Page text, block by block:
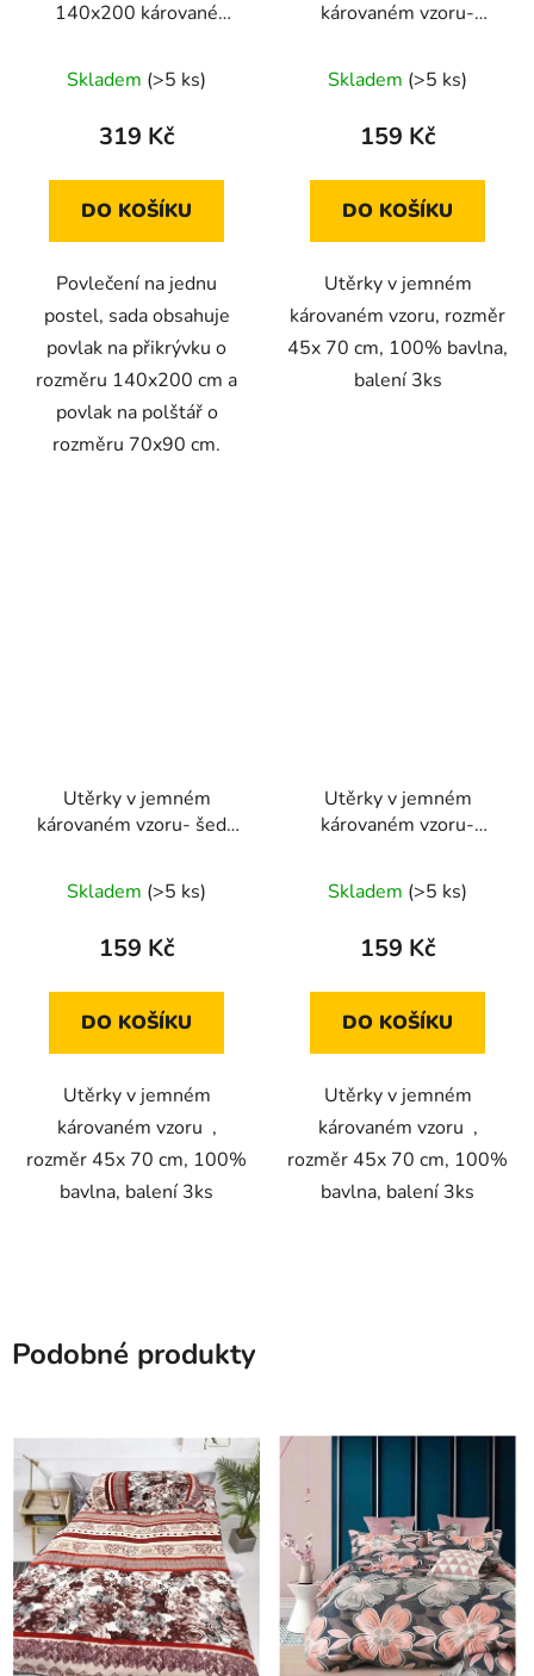
140x200 kárované
Skladem (>5 ks)
319 Kč
DO KOŠÍKU
Povlečení na jednu
postel, sada obsahuje
povlak na přikrývku o
rozměru 140x200 cm a
povlak na polštář o
rozměru 70x90 cm.
károvaném vzoru-
Skladem (>5 ks)
159 Kč
DO KOŠÍKU
Utěrky v jemném
károvaném vzoru, rozměr
45x 70 cm, 100% bavlna,
balení 3ks
Utěrky v jemném
károvaném vzoru- šedá
Skladem (>5 ks)
159 Kč
DO KOŠÍKU
Utěrky v jemném
károvaném vzoru ,
rozměr 45x 70 cm, 100%
bavlna, balení 3ks
Utěrky v jemném
károvaném vzoru-
Skladem (>5 ks)
159 Kč
DO KOŠÍKU
Utěrky v jemném
károvaném vzoru ,
rozměr 45x 70 cm, 100%
bavlna, balení 3ks
Podobné produkty